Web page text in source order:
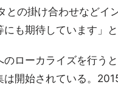
との掛け合わせなどイ
も期待しています」と
のローカライズを行う
は開始されている。